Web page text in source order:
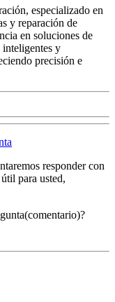
especializado en
y reparación de
en soluciones de
inteligentes y
precisión e
responder con
para usted,